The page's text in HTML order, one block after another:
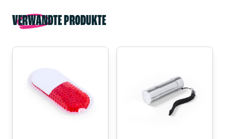
VERWANDTE PRODUKTE